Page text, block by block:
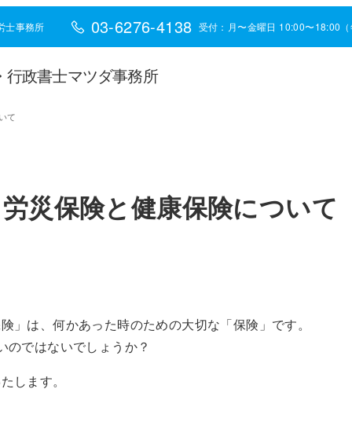
士事務所 03-6276-4138 受付：月〜金曜日 10:00〜18:00（
行政書士マツダ事務所
て
災保険と健康保険について
は、何かあった時のための大切な「保険」です。
のではないでしょうか？
します。